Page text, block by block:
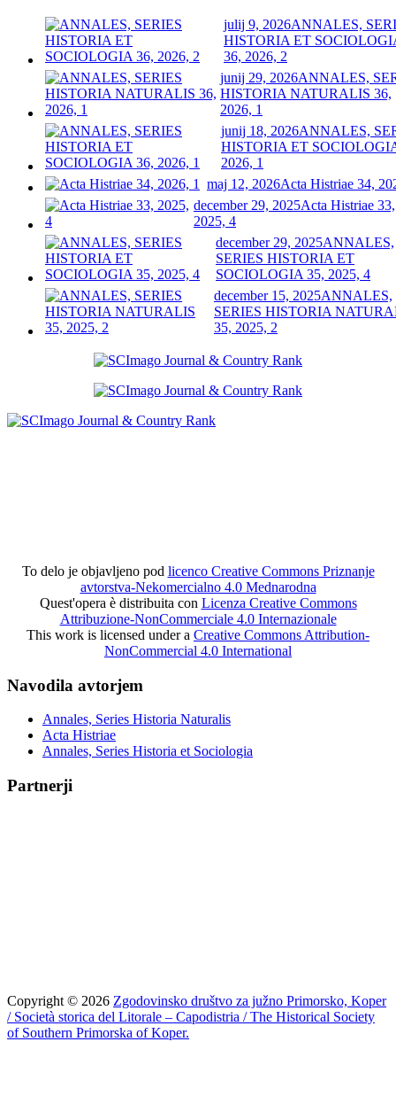
julij 9, 2026ANNALES,
HISTORIA ET
36, 2026, 2
junij 29, 2026ANNALES,
HISTORIA NATURALIS 36,
2026, 1
junij 18, 2026ANNALES,
HISTORIA ET
2026, 1
maj 12, 2026Acta Histriae 34,
december 29, 2025Acta Histriae 33,
2025, 4
december 29, 2025ANNALES,
SERIES HISTORIA ET
SOCIOLOGIA 35, 2025, 4
december 15, 2025ANNALES,
SERIES HISTORIA
35, 2025, 2
To delo je objavljeno pod licenco Creative Commons Priznanje
avtorstva-Nekomercialno 4.0 Mednarodna
Quest'opera è distribuita con Licenza Creative Commons
Attribuzione-NonCommerciale 4.0 Internazionale
This work is licensed under a Creative Commons Attribution-
NonCommercial 4.0 International
Navodila avtorjem
Annales, Series Historia Naturalis
Acta Histriae
Annales, Series Historia et Sociologia
Partnerji
Copyright © 2026 Zgodovinsko društvo za južno Primorsko, Koper
/ Società storica del Litorale – Capodistria / The Historical Society
of Southern Primorska of Koper.